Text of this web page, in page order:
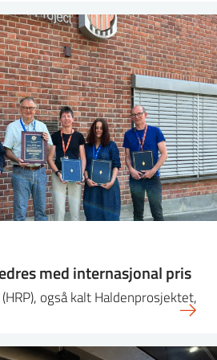
med internasjonal pris
også kalt Haldenprosjektet,